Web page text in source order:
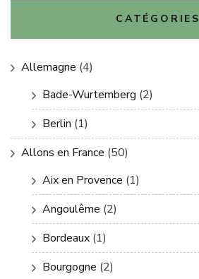
CATÉGORIES
Allemagne (4)
Bade-Wurtemberg (2)
Berlin (1)
Allons en France (50)
Aix en Provence (1)
Angoulême (2)
Bordeaux (1)
Bourgogne (2)